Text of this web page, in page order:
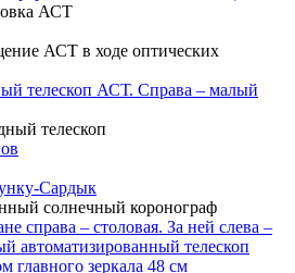
АСТ
АСТ в ходе оптических
телескоп
солнечный коронограф